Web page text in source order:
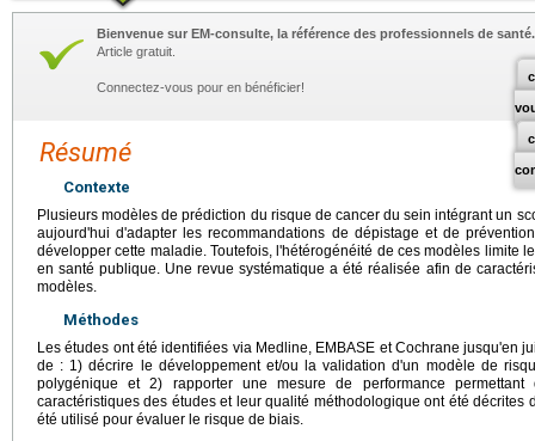
Bienvenue sur EM-consulte, la référence des professionnels de santé.
Article gratuit.
Connectez-vous pour en bénéficier!
Résumé
Contexte
Plusieurs modèles de prédiction du risque de cancer du sein intégrant un
aujourd'hui d'adapter les recommandations de dépistage et de
développer cette maladie. Toutefois, l'hétérogénéité de ces modèles limite
en santé publique. Une revue systématique a été réalisée afin de
modèles.
Méthodes
Les études ont été identifiées via Medline, EMBASE et Cochrane jusqu'en
de : 1) décrire le développement et/ou la validation d'un modèle de
polygénique et 2) rapporter une mesure de performance permettant
caractéristiques des études et leur qualité méthodologique ont été décrites
été utilisé pour évaluer le risque de biais.